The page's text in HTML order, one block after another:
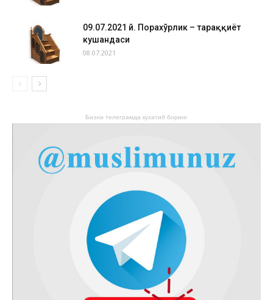
09.07.2021 й. Порахўрлик – тараққиёт
кушандаси
08.07.2021
Бизни телеграмда кузатиб боринг